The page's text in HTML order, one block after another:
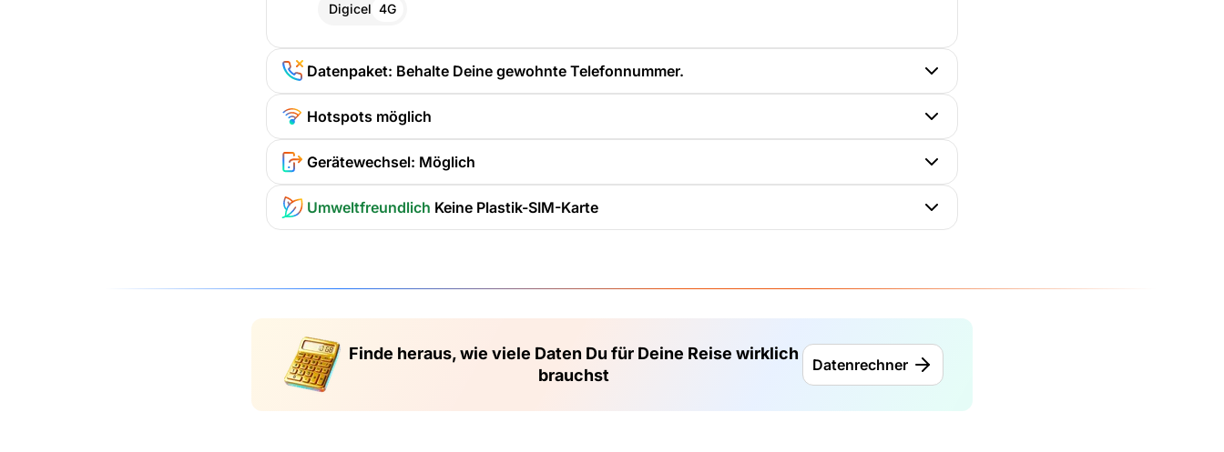
Digicel 4G
Datenpaket: Behalte Deine gewohnte Telefonnummer.
Hotspots möglich
Gerätewechsel: Möglich
Umweltfreundlich Keine Plastik-SIM-Karte
Finde heraus, wie viele Daten Du für Deine Reise wirklich
brauchst
Datenrechner